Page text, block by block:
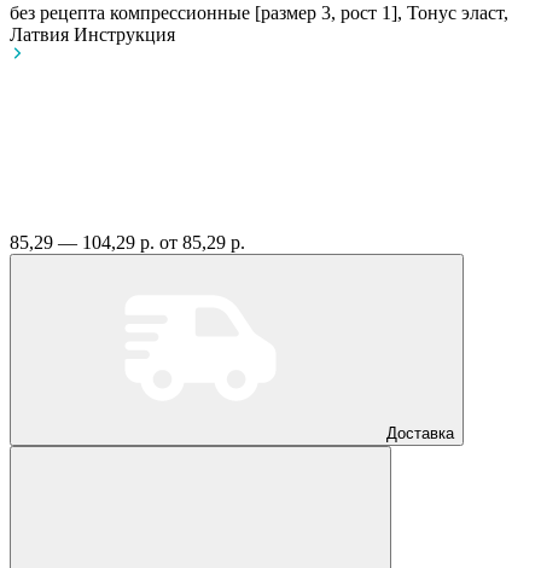
без рецепта компрессионные [размер 3, рост 1], Тонус эласт,
Латвия Инструкция
85,29 — 104,29 р. от 85,29 р.
Доставка